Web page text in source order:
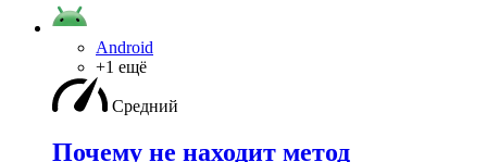
Android
+1 ещё
Средний
Почему не находит метод